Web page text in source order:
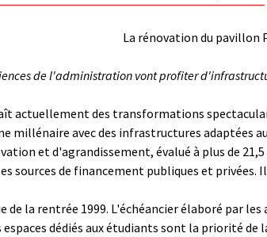
La rénovation du pavillon
de l'administration vont profiter
actuellement des transformations
millénaire avec des infrastructures adaptées
et d'agrandissement, évalué à plus de
sources de financement publiques et
de la rentrée 1999. L'échéancier élaboré par
espaces dédiés aux étudiants sont la priorité